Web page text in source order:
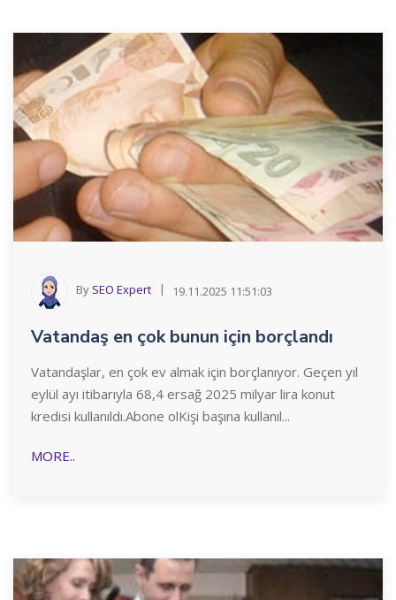
By SEO Expert 19.11.2025 11:51:03
Vatandaş en çok bunun için borçlandı
Vatandaşlar, en çok ev almak için borçlanıyor. Geçen yıl
eylül ayı itibarıyla 68,4 ersağ 2025 milyar lira konut
kredisi kullanıldı.Abone olKişi başına kullanıl...
MORE..